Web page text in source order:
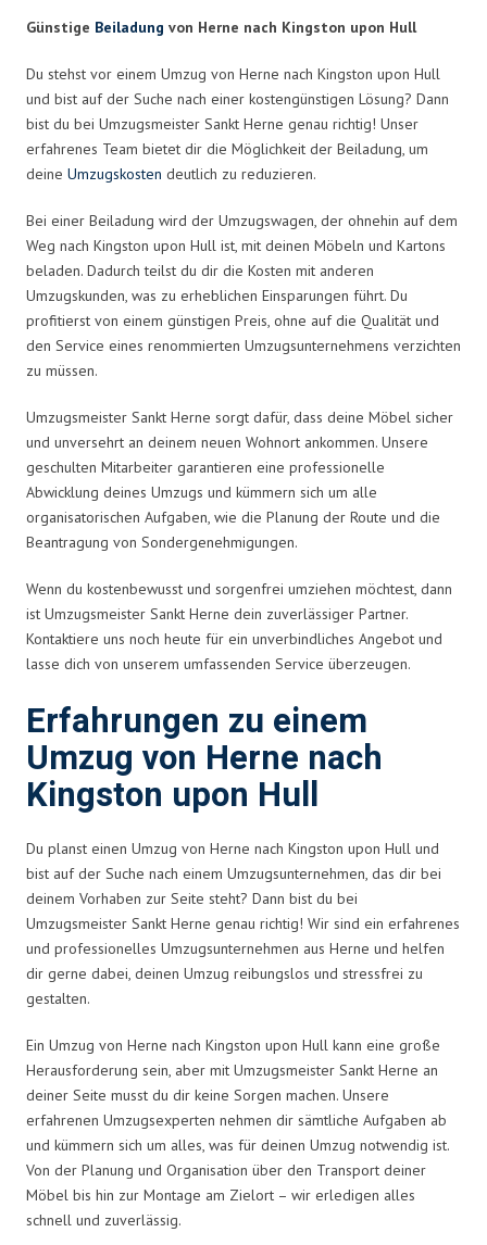
Günstige Beiladung von Herne nach Kingston upon Hull
Du stehst vor einem Umzug von Herne nach Kingston upon Hull
und bist auf der Suche nach einer kostengünstigen Lösung? Dann
bist du bei Umzugsmeister Sankt Herne genau richtig! Unser
erfahrenes Team bietet dir die Möglichkeit der Beiladung, um
deine Umzugskosten deutlich zu reduzieren.
Bei einer Beiladung wird der Umzugswagen, der ohnehin auf dem
Weg nach Kingston upon Hull ist, mit deinen Möbeln und Kartons
beladen. Dadurch teilst du dir die Kosten mit anderen
Umzugskunden, was zu erheblichen Einsparungen führt. Du
profitierst von einem günstigen Preis, ohne auf die Qualität und
den Service eines renommierten Umzugsunternehmens verzichten
zu müssen.
Umzugsmeister Sankt Herne sorgt dafür, dass deine Möbel sicher
und unversehrt an deinem neuen Wohnort ankommen. Unsere
geschulten Mitarbeiter garantieren eine professionelle
Abwicklung deines Umzugs und kümmern sich um alle
organisatorischen Aufgaben, wie die Planung der Route und die
Beantragung von Sondergenehmigungen.
Wenn du kostenbewusst und sorgenfrei umziehen möchtest, dann
ist Umzugsmeister Sankt Herne dein zuverlässiger Partner.
Kontaktiere uns noch heute für ein unverbindliches Angebot und
lasse dich von unserem umfassenden Service überzeugen.
Erfahrungen zu einem
Umzug von Herne nach
Kingston upon Hull
Du planst einen Umzug von Herne nach Kingston upon Hull und
bist auf der Suche nach einem Umzugsunternehmen, das dir bei
deinem Vorhaben zur Seite steht? Dann bist du bei
Umzugsmeister Sankt Herne genau richtig! Wir sind ein erfahrenes
und professionelles Umzugsunternehmen aus Herne und helfen
dir gerne dabei, deinen Umzug reibungslos und stressfrei zu
gestalten.
Ein Umzug von Herne nach Kingston upon Hull kann eine große
Herausforderung sein, aber mit Umzugsmeister Sankt Herne an
deiner Seite musst du dir keine Sorgen machen. Unsere
erfahrenen Umzugsexperten nehmen dir sämtliche Aufgaben ab
und kümmern sich um alles, was für deinen Umzug notwendig ist.
Von der Planung und Organisation über den Transport deiner
Möbel bis hin zur Montage am Zielort – wir erledigen alles
schnell und zuverlässig.